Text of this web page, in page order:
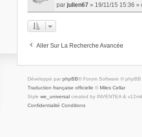
par julien67» 19/11/15 15:36 »
Aller Sur La Recherche Avancée
Développé par phpBB® Forum Software © phpBB
Traduction française officielle © Miles Cellar
Style we_universalcreated by INVENTEA &
Confidentialité Conditions